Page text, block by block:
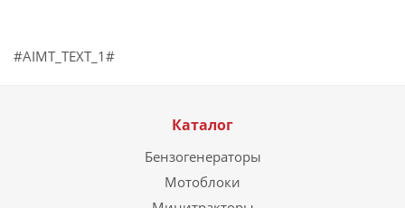
#AIMT_TEXT_1#
Каталог
Бензогенераторы
Мотоблоки